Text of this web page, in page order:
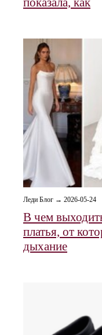
Леди Блог → 2026-05-24
В чем
платья, от
дыхание